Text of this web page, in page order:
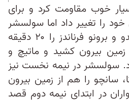
تا دقیقه ۷۰ بسیار خوب مقاومت کرد و برای
را تغییر داد اما سولسشر
در اقدامی عجیب رونالدو و برونو فرناندز را ۲۰ دقیقه
زمین بیرون کشید و ماتیچ و
سولسشر در نیمه نخست نیز
سانچو را هم از زمین بیرون
در ابتدای نیمه دوم قصد